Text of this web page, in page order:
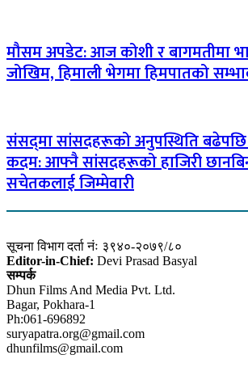
मौसम अपडेट: आज कोशी र बागमतीमा
जोखिम, हिमाली भेगमा हिमपातको
संसद्‌मा सांसदहरूको अनुपस्थिति बढेपछि
कदम: आफ्नै सांसदहरूको हाजिरी
सचेतकलाई जिम्मेवारी
सूचना विभाग दर्ता नंः ३९४०-२०७९/८०
Editor-in-Chief: Devi Prasad Basyal
सम्पर्क
Dhun Films And Media Pvt. Ltd.
Bagar, Pokhara-1
Ph:061-696892
suryapatra.org@gmail.com
dhunfilms@gmail.com